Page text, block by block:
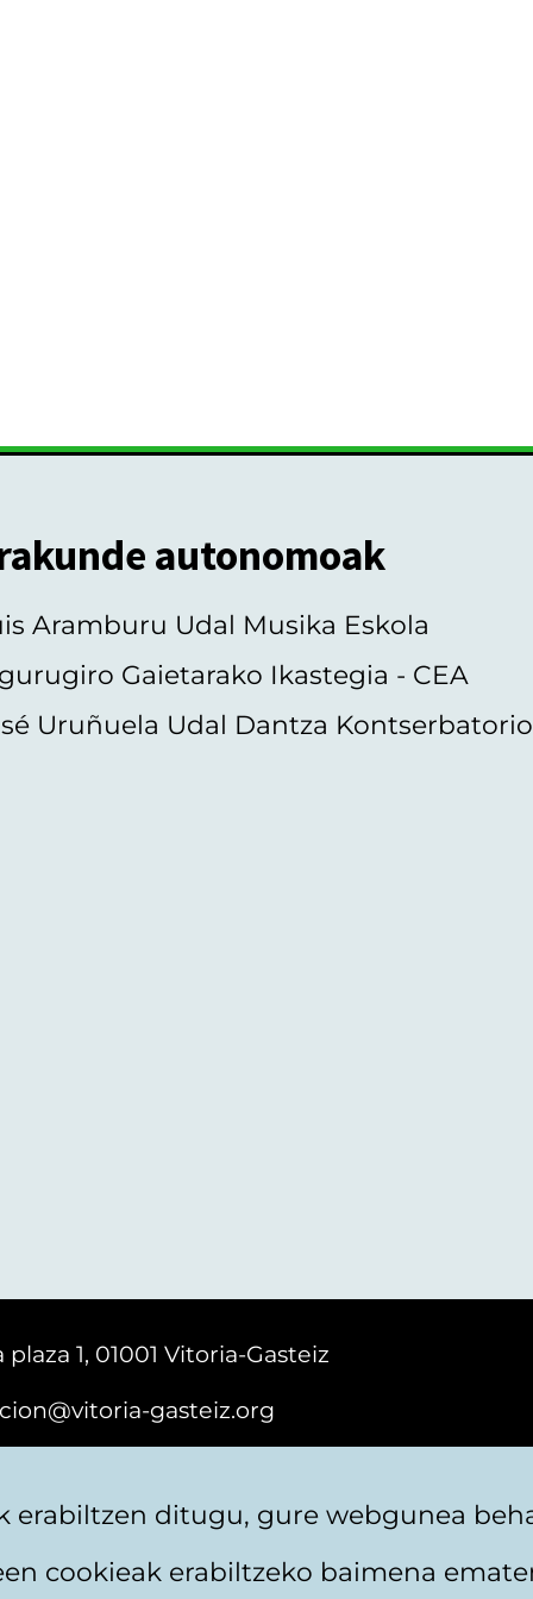
autonomoak
Aramburu Udal Musika Eskola
Gaietarako Ikastegia - CEA
Uruñuela Udal Dantza
plaza 1, 01001 Vitoria-Gasteiz
gasteiz.org
erabiltzen ditugu, gure webgunea
cookieak erabiltzeko baimena